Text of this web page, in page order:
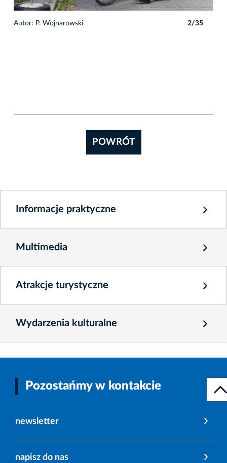
Autor: P. Wojnarowski 2/35
POWRÓT
Informacje praktyczne
Multimedia
Atrakcje turystyczne
Wydarzenia kulturalne
Pozostańmy w kontakcie
newsletter
napisz do nas